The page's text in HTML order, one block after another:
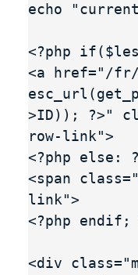
echo
<?php
<a href="/fr/
>ID)); ?>"
row-link">
<?php else:
<span
link">
<?php endif;
<div